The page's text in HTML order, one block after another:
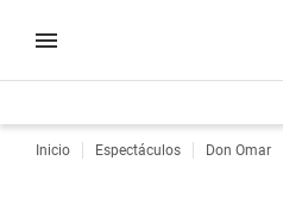
Inicio Espectáculos Don Omar